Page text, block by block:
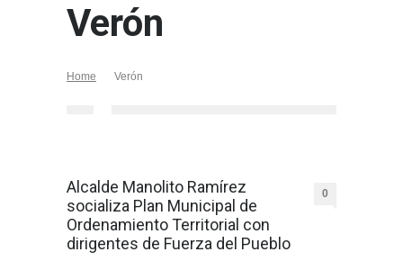
Verón
Home Verón
Alcalde Manolito Ramírez
socializa Plan Municipal de
Ordenamiento Territorial con
dirigentes de Fuerza del Pueblo
0